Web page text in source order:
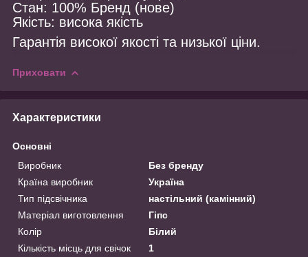
Стан: 100% Бренд (нове)
Якість: висока якість
Гарантія високої якості та низької ціни.
Приховати
Характеристики
Основні
Виробник
Без бренду
Країна виробник
Україна
Тип підсвічника
настільний (камінний)
Матеріал виготовлення
Гіпс
Колір
Білий
Кількість місць для свічок
1